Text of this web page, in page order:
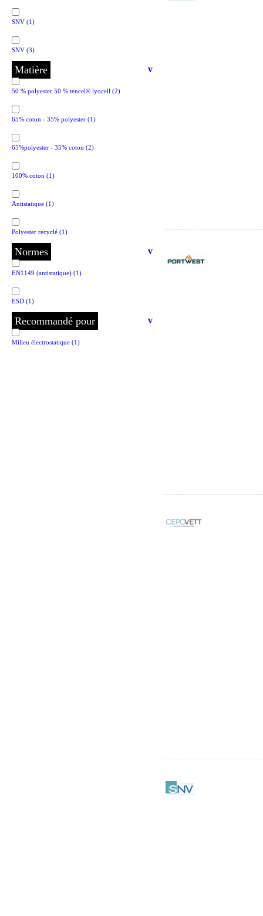
SNV (1)
SNV (3)
Matière v
50 % polyester 50 % tencel® lyocell (2)
65% coton - 35% polyester (1)
65%polyester - 35% coton (2)
100% coton (1)
Antistatique (1)
Polyester recyclé (1)
Normes v
EN1149 (antistatique) (1)
ESD (1)
Recommandé pour v
Milieu électrostatique (1)